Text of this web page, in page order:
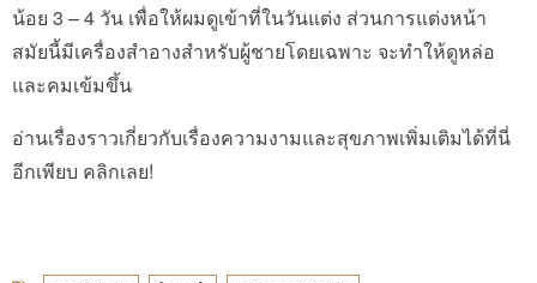
น้อย 3 – 4 วัน เพื่อให้ผมดูเข้าที่ในวันแต่ง ส่วนการแต่งหน้า
สมัยนี้มีเครื่องสำอางสำหรับผู้ชายโดยเฉพาะ จะทำให้ดูหล่อ
และคมเข้มขึ้น
อ่านเรื่องราวเกี่ยวกับเรื่องความงามและสุขภาพเพิ่มเติมได้ที่นี่
อีกเพียบ คลิกเลย!